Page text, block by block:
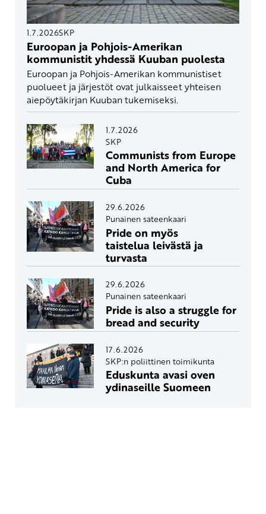
1.7.2026SKP
Euroopan ja Pohjois-Amerikan
kommunistit yhdessä Kuuban puolesta
Euroopan ja Pohjois-Amerikan kommunistiset
puolueet ja järjestöt ovat julkaisseet yhteisen
aiepöytäkirjan Kuuban tukemiseksi.
1.7.2026
SKP
Communists from Europe
and North America for
Cuba
29.6.2026
Punainen sateenkaari
Pride on myös
taistelua leivästä ja
turvasta
29.6.2026
Punainen sateenkaari
Pride is also a struggle for
bread and security
17.6.2026
SKP:n poliittinen toimikunta
Eduskunta avasi oven
ydinaseille Suomeen